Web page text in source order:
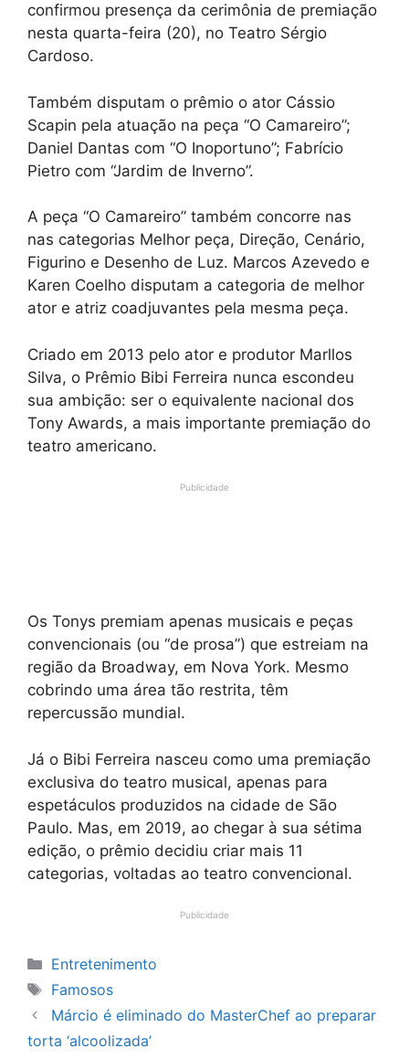
confirmou presença da cerimônia de premiação
nesta quarta-feira (20), no Teatro Sérgio
Cardoso.
Também disputam o prêmio o ator Cássio
Scapin pela atuação na peça “O Camareiro”;
Daniel Dantas com “O Inoportuno”; Fabrício
Pietro com “Jardim de Inverno”.
A peça “O Camareiro” também concorre nas
nas categorias Melhor peça, Direção, Cenário,
Figurino e Desenho de Luz. Marcos Azevedo e
Karen Coelho disputam a categoria de melhor
ator e atriz coadjuvantes pela mesma peça.
Criado em 2013 pelo ator e produtor Marllos
Silva, o Prêmio Bibi Ferreira nunca escondeu
sua ambição: ser o equivalente nacional dos
Tony Awards, a mais importante premiação do
teatro americano.
Publicidade
Os Tonys premiam apenas musicais e peças
convencionais (ou “de prosa”) que estreiam na
região da Broadway, em Nova York. Mesmo
cobrindo uma área tão restrita, têm
repercussão mundial.
Já o Bibi Ferreira nasceu como uma premiação
exclusiva do teatro musical, apenas para
espetáculos produzidos na cidade de São
Paulo. Mas, em 2019, ao chegar à sua sétima
edição, o prêmio decidiu criar mais 11
categorias, voltadas ao teatro convencional.
Publicidade
Categorias
Entretenimento
Tags
Famosos
Márcio é eliminado do MasterChef ao preparar
torta ‘alcoolizada’